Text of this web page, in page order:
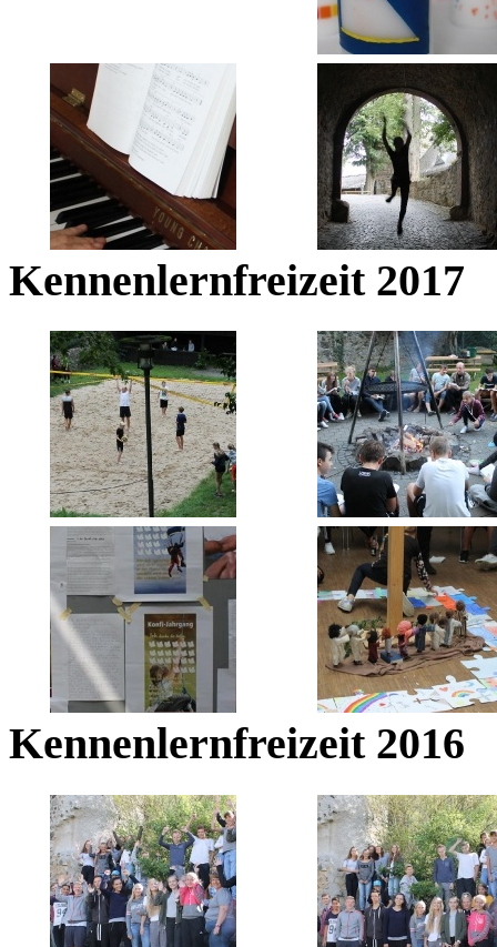
Kennenlernfreizeit 2017
Kennenlernfreizeit 2016